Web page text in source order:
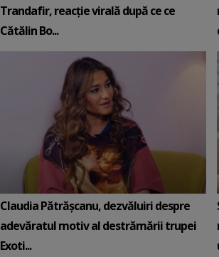
Trandafir, reacție virală după ce ce
Cătălin Bo...
Claudia Pătrășcanu, dezvăluiri despre
adevăratul motiv al destrămării trupei
Exoti...